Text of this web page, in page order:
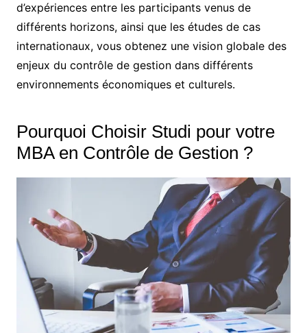
d’expériences entre les participants venus de
différents horizons, ainsi que les études de cas
internationaux, vous obtenez une vision globale des
enjeux du contrôle de gestion dans différents
environnements économiques et culturels.
Pourquoi Choisir Studi pour votre
MBA en Contrôle de Gestion ?